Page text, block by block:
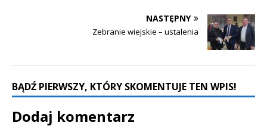
NASTĘPNY
Zebranie wiejskie – ustalenia
BĄDŹ PIERWSZY, KTÓRY SKOMENTUJE TEN WPIS!
Dodaj komentarz